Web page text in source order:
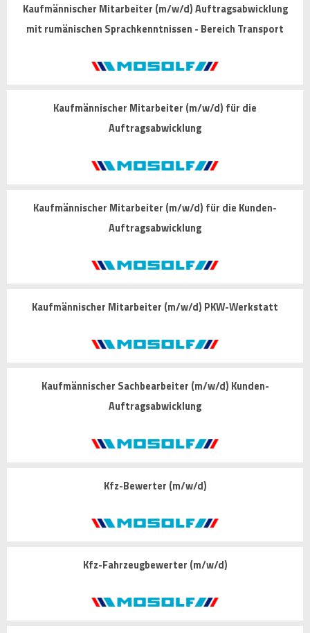
Kaufmännischer Mitarbeiter (m/w/d) Auftragsabwicklung
mit rumänischen Sprachkenntnissen - Bereich Transport
Kaufmännischer Mitarbeiter (m/w/d) für die
Auftragsabwicklung
Kaufmännischer Mitarbeiter (m/w/d) für die Kunden-
Auftragsabwicklung
Kaufmännischer Mitarbeiter (m/w/d) PKW-Werkstatt
Kaufmännischer Sachbearbeiter (m/w/d) Kunden-
Auftragsabwicklung
Kfz-Bewerter (m/w/d)
Kfz-Fahrzeugbewerter (m/w/d)